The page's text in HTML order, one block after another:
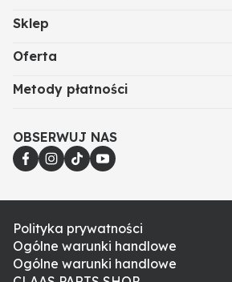
Sklep
Oferta
Metody płatności
OBSERWUJ NAS
Polityka prywatności
Ogólne warunki handlowe
Ogólne warunki handlowe